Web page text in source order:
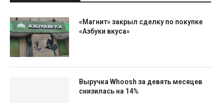
«Магнит» закрыл сделку по покупке
«Азбуки вкуса»
Выручка Whoosh за девять месяцев
снизилась на 14%